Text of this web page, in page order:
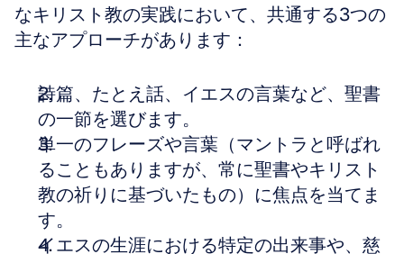
なキリスト教の実践において、共通する3つの
主なアプローチがあります：
詩篇、たとえ話、イエスの言葉など、聖書
の一節を選びます。
単一のフレーズや言葉（マントラと呼ばれ
ることもありますが、常に聖書やキリスト
教の祈りに基づいたもの）に焦点を当てま
す。
イエスの生涯における特定の出来事や、慈